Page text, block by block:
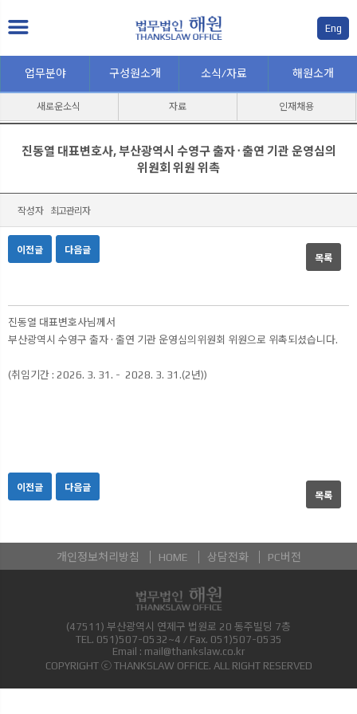
Eng
업무분야 구성원소개 소식/자료
새로운소식 자료 인재채용
해원소개
진동열 대표변호사, 부산광역시 수영구 출자 · 출연 기관 운영심의
위원회 위원 위촉
작성자 최고관리자
이전글 다음글
목록
본문
진동열 대표변호사님께서
부산광역시 수영구 출자 · 출연 기관 운영심의위원회 위원으로 위촉되셨습니다.
(취임기간 : 2026. 3. 31. - 2028. 3. 31.(2년))
이전글 다음글
목록
개인정보처리방침 HOME 상담전화 PC버전
(47511) 부산광역시 연제구 법원로 20 동주빌딩 7층
TEL. 051)507-0532~4 / Fax. 051)507-0535
Email : mail@thankslaw.co.kr
COPYRIGHT ⓒ THANKSLAW OFFICE. ALL RIGHT RESERVED